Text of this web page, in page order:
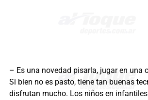
– Es una novedad pisarla, jugar en una
Si bien no es pasto, tiene tan buenas
disfrutan mucho. Los niños en